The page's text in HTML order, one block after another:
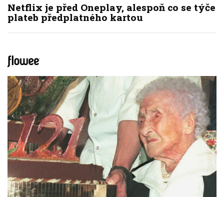
Netflix je před Oneplay, alespoň co se týče
plateb předplatného kartou